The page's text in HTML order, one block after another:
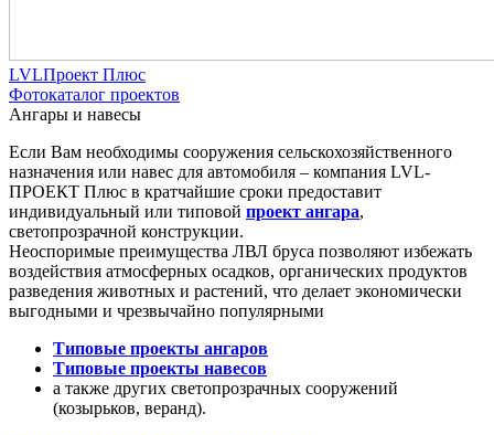
LVLПроект Плюс
Фотокаталог проектов
Ангары и навесы
Если Вам необходимы сооружения сельскохозяйственного
назначения или навес для автомобиля – компания LVL-
ПРОЕКТ Плюс в кратчайшие сроки предоставит
индивидуальный или типовой проект ангара,
светопрозрачной конструкции.
Неоспоримые преимущества ЛВЛ бруса позволяют избежать
воздействия атмосферных осадков, органических продуктов
разведения животных и растений, что делает экономически
выгодными и чрезвычайно популярными
Типовые проекты ангаров
Типовые проекты навесов
а также других светопрозрачных сооружений
(козырьков, веранд).